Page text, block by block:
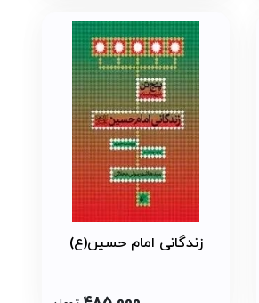
زندگانی امام حسین(ع)